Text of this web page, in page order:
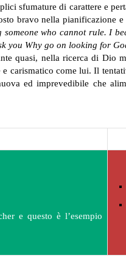
sfumature di carattere e
bravo nella pianificazione
someone who cannot rule. I
you Why go on looking for
quasi, nella ricerca di Dio
carismatico come lui. Il
ed imprevedibile che
e questo è l’esempio